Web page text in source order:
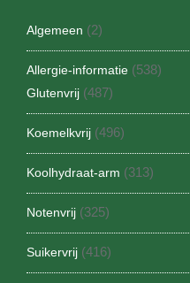
Algemeen (2)
Allergie-informatie (538)
Glutenvrij (487)
Koemelkvrij (496)
Koolhydraat-arm (313)
Notenvrij (325)
Suikervrij (416)